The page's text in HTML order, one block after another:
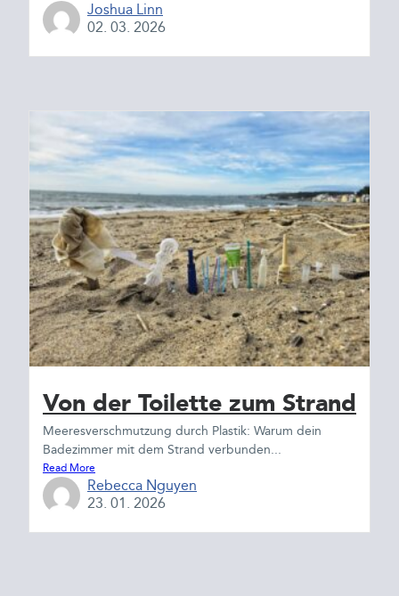
Joshua Linn
02. 03. 2026
Von der Toilette zum Strand
Meeresverschmutzung durch Plastik: Warum dein
Badezimmer mit dem Strand verbunden...
Read More
Rebecca Nguyen
23. 01. 2026